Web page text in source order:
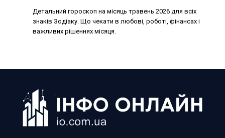
Детальний гороскоп на місяць травень 2026 для всіх
знаків Зодіаку. Що чекати в любові, роботі, фінансах і
важливих рішеннях місяця.